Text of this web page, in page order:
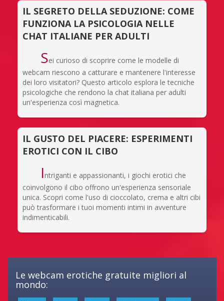
IL SEGRETO DELLA SEDUZIONE: COME
FUNZIONA LA PSICOLOGIA NELLE
CHAT ITALIANE PER ADULTI
Sei curioso di scoprire come le modelle di
webcam riescono a catturare e mantenere l'interesse
dei loro visitatori? Questo articolo esplora le tecniche
psicologiche che rendono la chat italiana per adulti
un'esperienza così magnetica.
IL GUSTO DEL PIACERE: ESPERIMENTI
EROTICI CON IL CIBO
Intriganti e appassionanti, i giochi erotici che
coinvolgono il cibo offrono un'esperienza sensoriale
unica. Scopri come l'uso di cioccolato, crema e altri cibi
può trasformare i tuoi momenti intimi in avventure
indimenticabili.
Le webcam erotiche gratuite migliori al
mondo: